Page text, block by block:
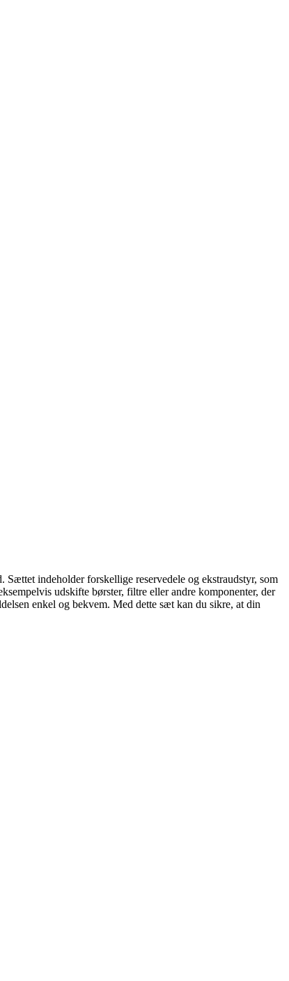
indeholder forskellige reservedele og ekstraudstyr, som
udskifte børster, filtre eller andre komponenter, der
enkel og bekvem. Med dette sæt kan du sikre, at din